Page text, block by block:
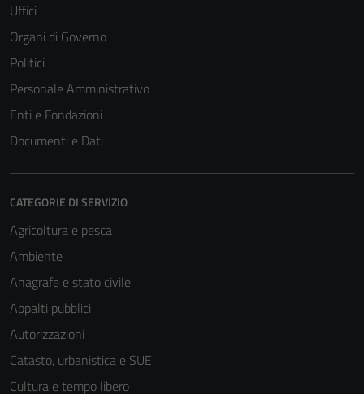
Uffici
Organi di Governo
Politici
Personale Amministrativo
Enti e Fondazioni
Documenti e Dati
CATEGORIE DI SERVIZIO
Agricoltura e pesca
Ambiente
Anagrafe e stato civile
Appalti pubblici
Autorizzazioni
Catasto, urbanistica e SUE
Cultura e tempo libero